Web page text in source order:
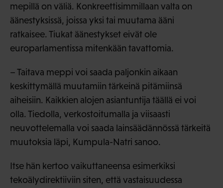
mepillä on väliä. Konkreettisimmillaan valta on
äänestyksissä, joissa yksi tai muutama ääni
ratkaisee. Tiukat äänestykset eivät ole
europarlamentissa mitenkään tavattomia.
– Taitava meppi voi saada paljonkin aikaan
keskittymällä muutamiin tärkeinä pitämiinsä
aiheisiin. Kaikkien alojen asiantuntija täällä ei voi
olla. Tiedolla, verkostoitumalla ja viisaasti
neuvottelemalla voi saada lainsäädännössä tärkeitä
muutoksia läpi, Kumpula-Natri sanoo.
Itse hän kertoo vaikuttaneensa esimerkiksi
tekoälydirektiiviin siten, että vastaisuudessa